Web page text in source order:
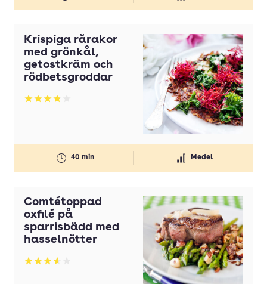
Krispiga rårakor
med grönkål,
getostkräm och
rödbetsgroddar
Betyg: 3.77 av 5
40 min Medel
Comtétoppad
oxfilé på
sparrisbädd med
hasselnötter
Betyg: 3.55 av 5